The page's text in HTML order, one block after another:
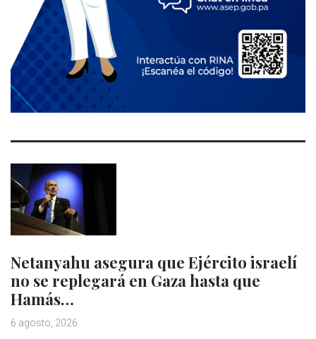
Netanyahu asegura que Ejército israelí
no se replegará en Gaza hasta que
Hamás…
6 agosto, 2026